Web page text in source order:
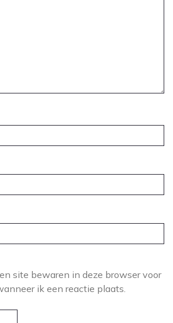
site bewaren in deze browser voor
ik een reactie plaats.